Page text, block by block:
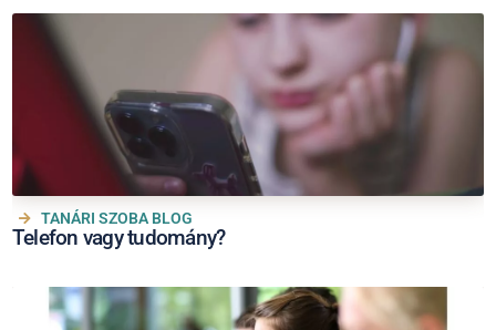
TANÁRI SZOBA BLOG
Telefon vagy tudomány?